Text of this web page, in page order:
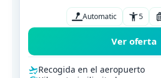
Automatic 5
Ver oferta
Recogida en el aeropuerto